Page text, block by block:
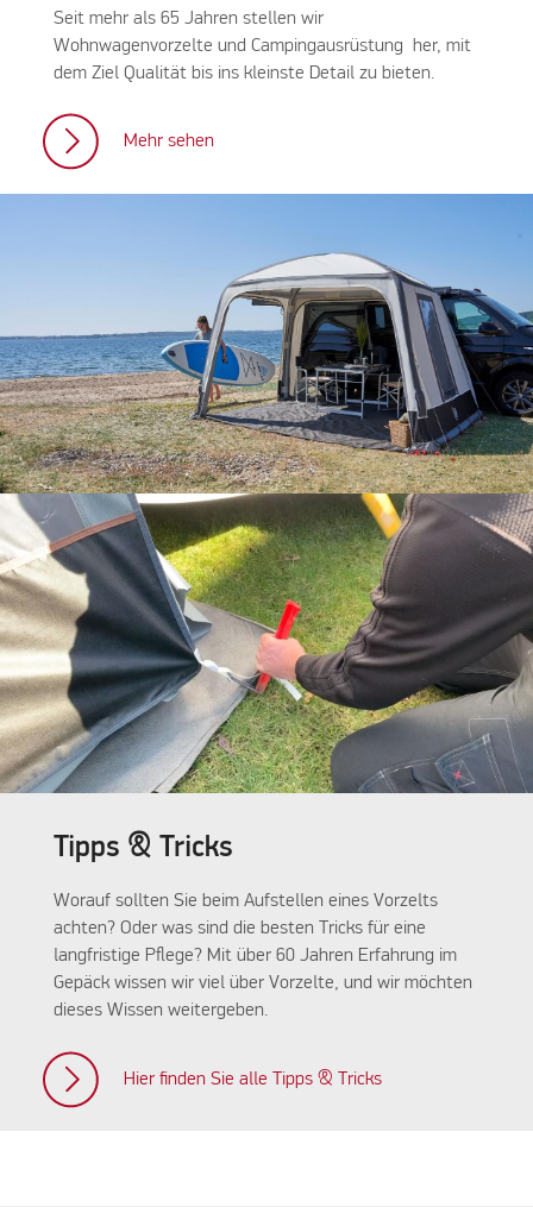
Seit mehr als 65 Jahren stellen wir
Wohnwagenvorzelte und Campingausrüstung her, mit
dem Ziel Qualität bis ins kleinste Detail zu bieten.
Mehr sehen
Tipps & Tricks
Worauf sollten Sie beim Aufstellen eines Vorzelts
achten? Oder was sind die besten Tricks für eine
langfristige Pflege? Mit über 60 Jahren Erfahrung im
Gepäck wissen wir viel über Vorzelte, und wir möchten
dieses Wissen weitergeben.
Hier finden Sie alle Tipps & Tricks